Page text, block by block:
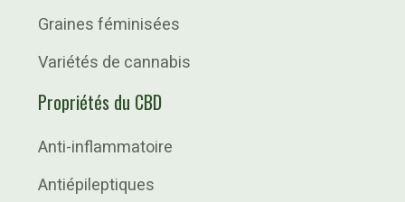
Graines féminisées
Variétés de cannabis
Propriétés du CBD
Anti-inflammatoire
Antiépileptiques